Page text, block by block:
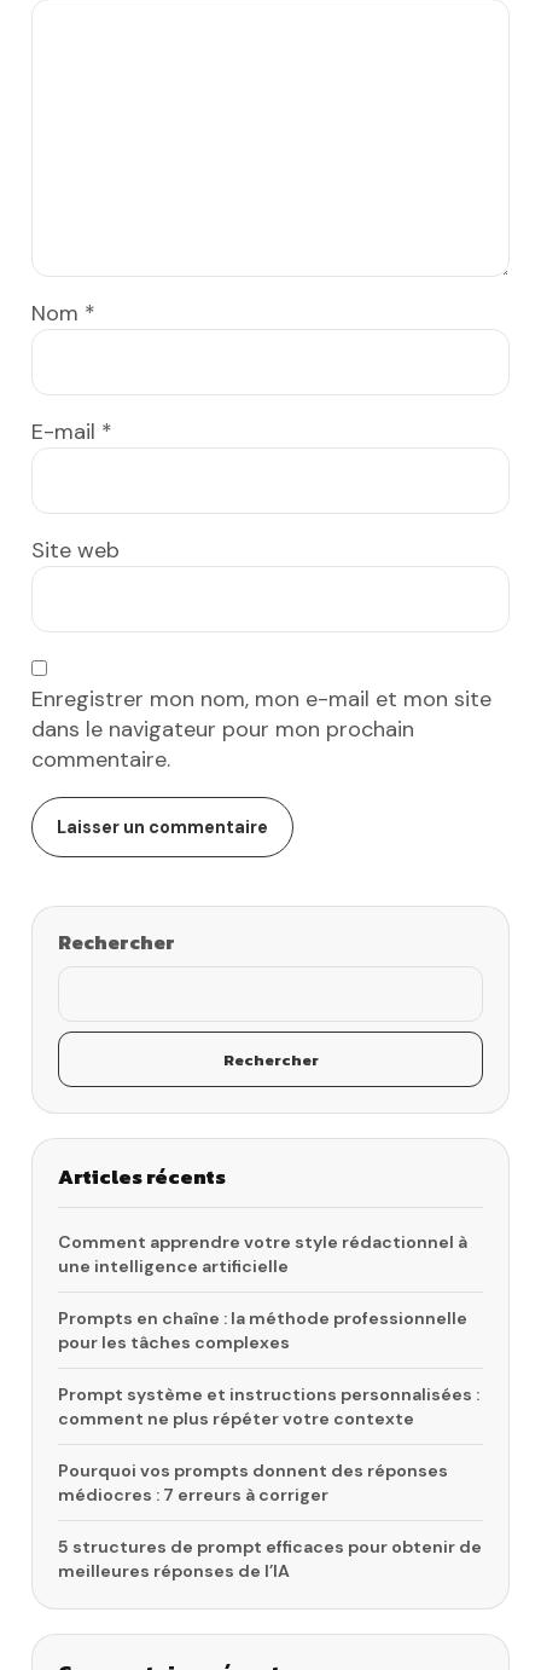
Nom *
E-mail *
Site web
Enregistrer mon nom, mon e-mail et mon site
dans le navigateur pour mon prochain
commentaire.
Rechercher
Rechercher
Articles récents
Comment apprendre votre style rédactionnel à
une intelligence artificielle
Prompts en chaîne : la méthode professionnelle
pour les tâches complexes
Prompt système et instructions personnalisées :
comment ne plus répéter votre contexte
Pourquoi vos prompts donnent des réponses
médiocres : 7 erreurs à corriger
5 structures de prompt efficaces pour obtenir de
meilleures réponses de l’IA